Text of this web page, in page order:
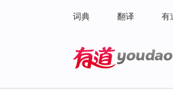
词典 翻译 有